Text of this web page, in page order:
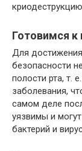
Готовимся к
Для
безопасности
полости рта, т.
заболевания,
самом деле
уязвимы и
бактерий и